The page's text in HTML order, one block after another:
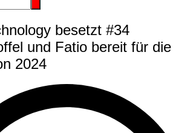
besetzt #34
und Fatio bereit für die
2024